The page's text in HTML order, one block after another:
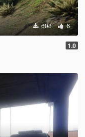
608 6
1.0